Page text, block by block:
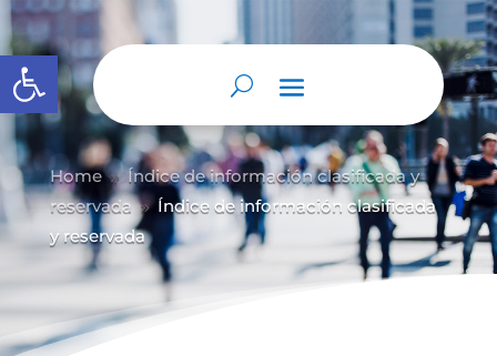
Abrir barra de herramientas
Home 9 Índice de información clasificada y
reservada 9 Índice de información clasificada
y reservada